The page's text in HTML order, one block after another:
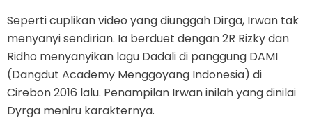
Seperti cuplikan video yang diunggah Dirga, Irwan tak
menyanyi sendirian. Ia berduet dengan 2R Rizky dan
Ridho menyanyikan lagu Dadali di panggung DAMI
(Dangdut Academy Menggoyang Indonesia) di
Cirebon 2016 lalu. Penampilan Irwan inilah yang dinilai
Dyrga meniru karakternya.